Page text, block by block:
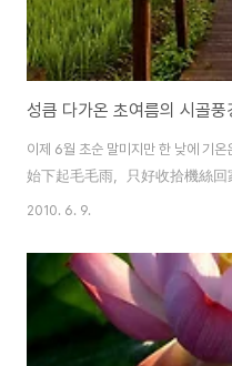
성큼 다가온 초여름의 시골풍
이제 6월 초순 말미지만 한 낮에 기
始下起毛毛雨，只好收拾機絲回
2010. 6. 9.